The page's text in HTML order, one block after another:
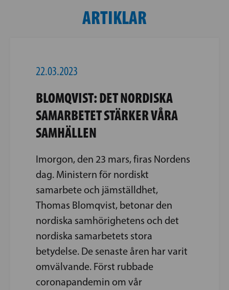
ARTIKLAR
22.03.2023
BLOMQVIST: DET NORDISKA
SAMARBETET STÄRKER VÅRA
SAMHÄLLEN
Imorgon, den 23 mars, firas Nordens
dag. Ministern för nordiskt
samarbete och jämställdhet,
Thomas Blomqvist, betonar den
nordiska samhörighetens och det
nordiska samarbetets stora
betydelse. De senaste åren har varit
omvälvande. Först rubbade
coronapandemin om vår